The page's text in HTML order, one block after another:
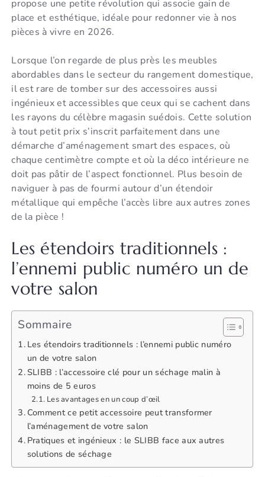
propose une petite révolution qui associe gain de
place et esthétique, idéale pour redonner vie à nos
pièces à vivre en 2026.
Lorsque l’on regarde de plus près les meubles
abordables dans le secteur du rangement domestique,
il est rare de tomber sur des accessoires aussi
ingénieux et accessibles que ceux qui se cachent dans
les rayons du célèbre magasin suédois. Cette solution
à tout petit prix s’inscrit parfaitement dans une
démarche d’aménagement smart des espaces, où
chaque centimètre compte et où la déco intérieure ne
doit pas pâtir de l’aspect fonctionnel. Plus besoin de
naviguer à pas de fourmi autour d’un étendoir
métallique qui empêche l’accès libre aux autres zones
de la pièce !
Les étendoirs traditionnels :
l’ennemi public numéro un de
votre salon
Sommaire
Les étendoirs traditionnels : l’ennemi public numéro
un de votre salon
SLIBB : l’accessoire clé pour un séchage malin à
moins de 5 euros
Les avantages en un coup d’œil
Comment ce petit accessoire peut transformer
l’aménagement de votre salon
Pratiques et ingénieux : le SLIBB face aux autres
solutions de séchage